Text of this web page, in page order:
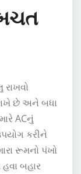
છે અને બધા
ACનું
કરીને
રૂમનો પંખો
બહાર